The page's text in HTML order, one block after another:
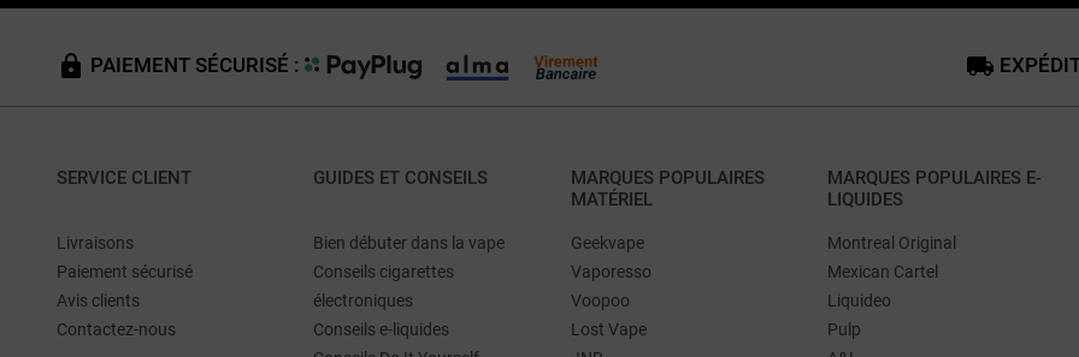
PAIEMENT SÉCURISÉ :
SERVICE CLIENT
Livraisons
Paiement sécurisé
Avis clients
Contactez-nous
GUIDES ET CONSEILS
Bien débuter dans la vape
Conseils cigarettes
électroniques
Conseils e-liquides
MARQUES POPULAIRES
MATÉRIEL
Geekvape
Vaporesso
Voopoo
Lost Vape
MARQUES POPULAIRES E-
LIQUIDES
Montreal Original
Mexican Cartel
Liquideo
Pulp